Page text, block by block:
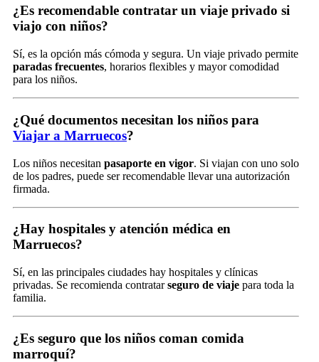
¿Es recomendable contratar un viaje privado si
viajo con niños?
Sí, es la opción más cómoda y segura. Un viaje privado permite
paradas frecuentes, horarios flexibles y mayor comodidad
para los niños.
¿Qué documentos necesitan los niños para
Viajar a Marruecos?
Los niños necesitan pasaporte en vigor. Si viajan con uno solo
de los padres, puede ser recomendable llevar una autorización
firmada.
¿Hay hospitales y atención médica en
Marruecos?
Sí, en las principales ciudades hay hospitales y clínicas
privadas. Se recomienda contratarseguro de viaje para toda la
familia.
¿Es seguro que los niños coman comida
marroquí?